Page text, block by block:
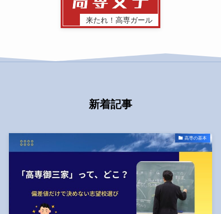
来たれ！高専ガール
新着記事
高専の基本